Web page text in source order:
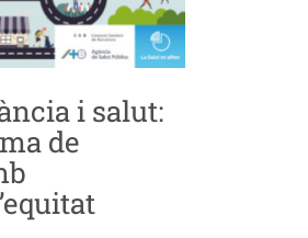
i salut:
de